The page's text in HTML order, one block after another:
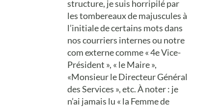
structure, je suis horripilé par
les tombereaux de majuscules à
l’initiale de certains mots dans
nos courriers internes ou notre
com externe comme « 4e Vice-
Président », « le Maire »,
«Monsieur le Directeur Général
des Services », etc. À noter : je
n’ai jamais lu « la Femme de